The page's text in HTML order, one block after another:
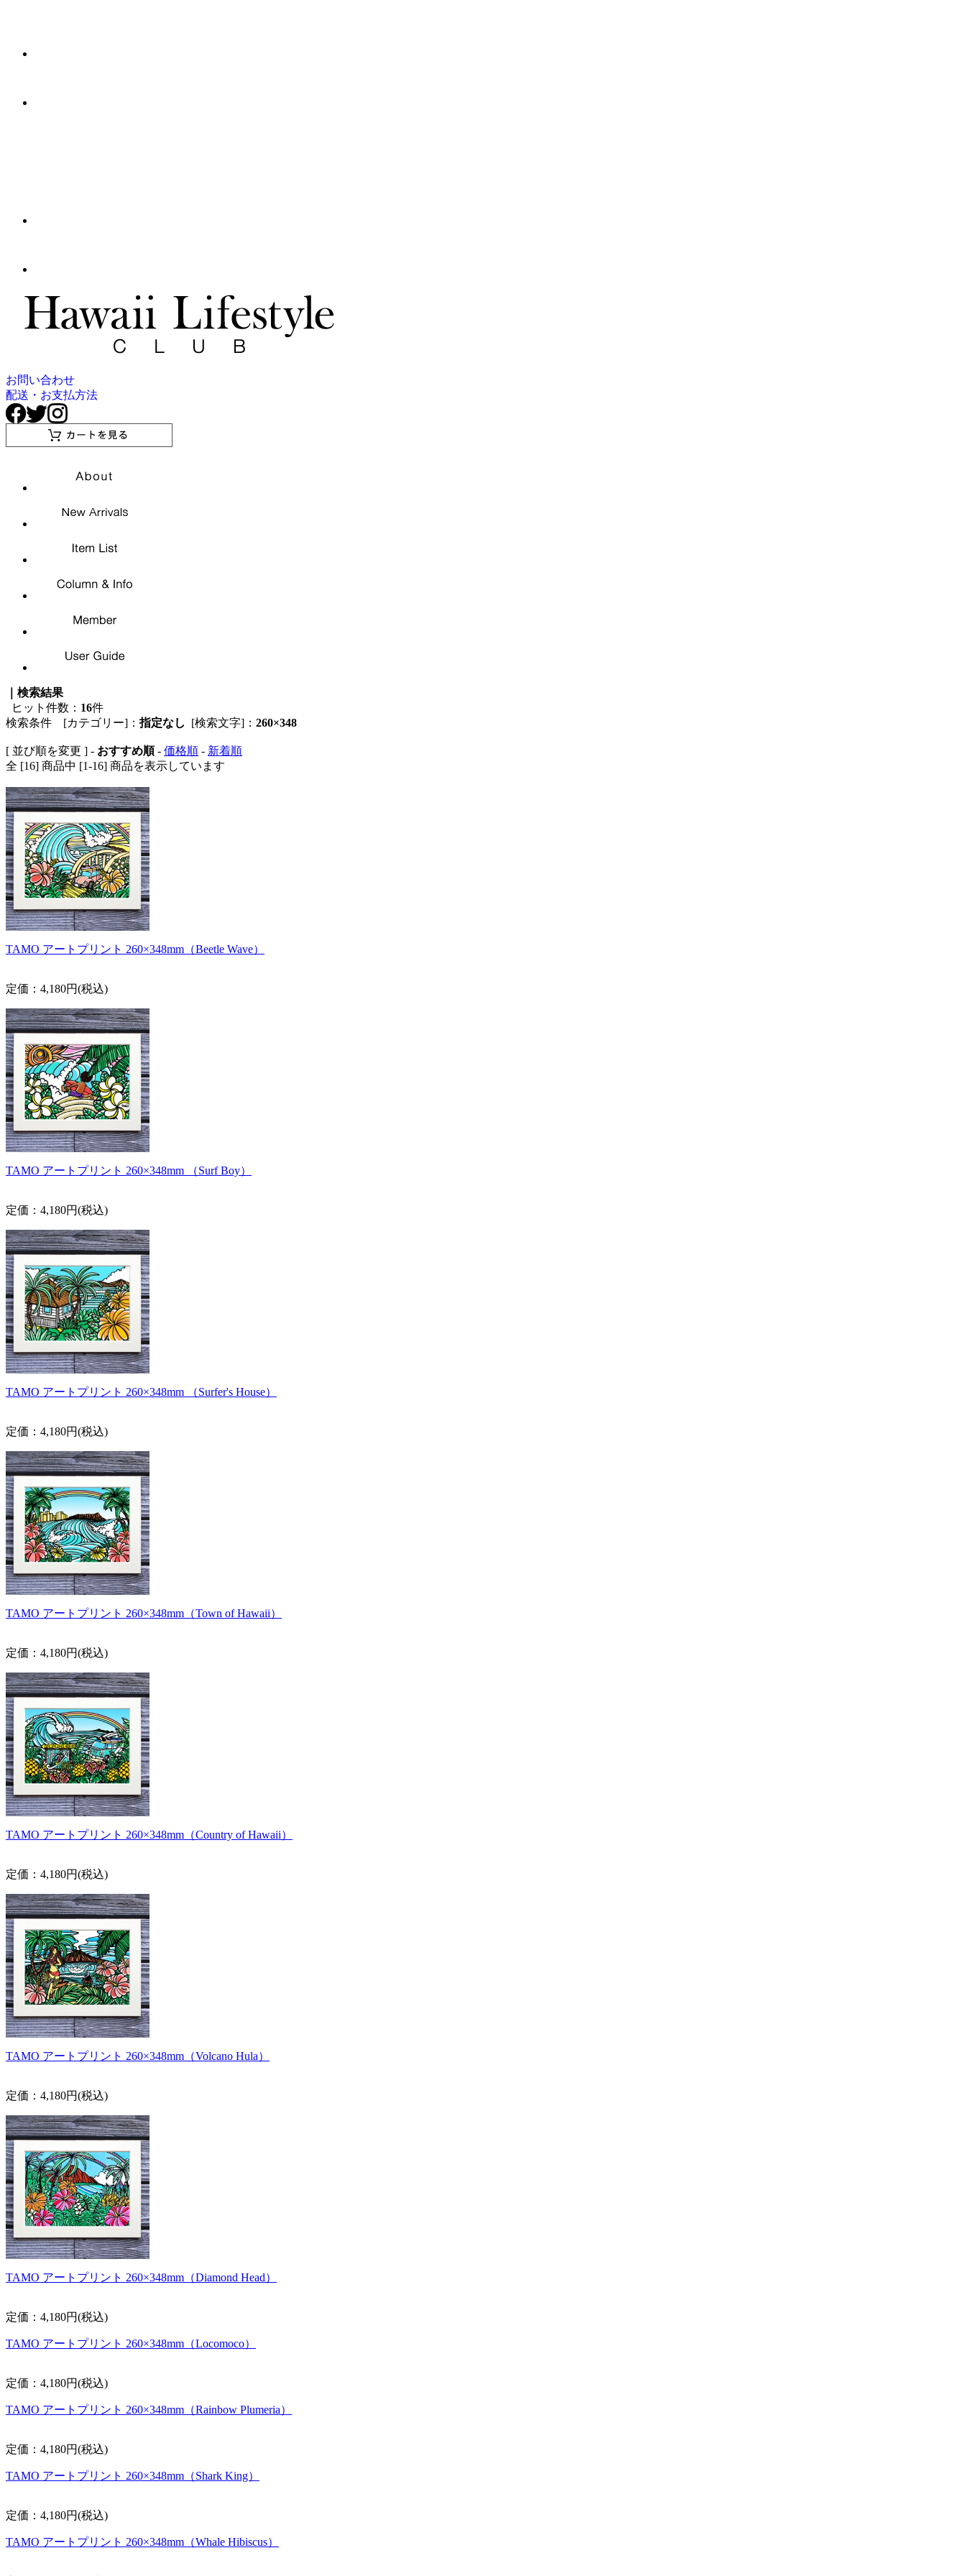
お問い合わせ
配送・お支払方法
｜検索結果
ヒット件数： 16件
検索条件 [カテゴリー]：指定なし [検索文字]： 260×348
[ 並び順を変更 ] - おすすめ順- 価格順 - 新着順
全 [16] 商品中 [1-16] 商品を表示しています
TAMO アートプリント 260×348mm（Beetle Wave）
定価：4,180円(税込)
TAMO アートプリント 260×348mm （Surf Boy）
定価：4,180円(税込)
TAMO アートプリント 260×348mm （Surfer's House）
定価：4,180円(税込)
TAMO アートプリント 260×348mm（Town of Hawaii）
定価：4,180円(税込)
TAMO アートプリント 260×348mm（Country of Hawaii）
定価：4,180円(税込)
TAMO アートプリント 260×348mm（Volcano Hula）
定価：4,180円(税込)
TAMO アートプリント 260×348mm（Diamond Head）
定価：4,180円(税込)
TAMO アートプリント 260×348mm（Locomoco）
定価：4,180円(税込)
TAMO アートプリント 260×348mm（Rainbow Plumeria）
定価：4,180円(税込)
TAMO アートプリント 260×348mm（Shark King）
定価：4,180円(税込)
TAMO アートプリント 260×348mm（Whale Hibiscus）